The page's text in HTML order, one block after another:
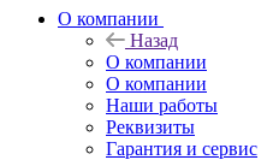
O компании
Назад
O компании
О компании
Наши работы
Реквизиты
Гарантия и сервис